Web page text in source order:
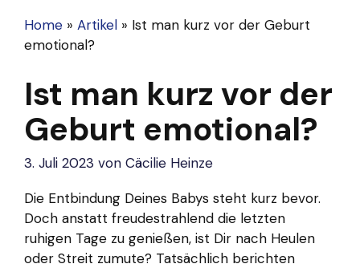
Home » Artikel » Ist man kurz vor der Geburt
emotional?
Ist man kurz vor der
Geburt emotional?
3. Juli 2023 von Cäcilie Heinze
Die Entbindung Deines Babys steht kurz bevor.
Doch anstatt freudestrahlend die letzten
ruhigen Tage zu genießen, ist Dir nach Heulen
oder Streit zumute? Tatsächlich berichten